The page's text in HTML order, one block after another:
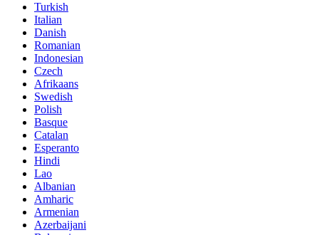
Turkish
Italian
Danish
Romanian
Indonesian
Czech
Afrikaans
Swedish
Polish
Basque
Catalan
Esperanto
Hindi
Lao
Albanian
Amharic
Armenian
Azerbaijani